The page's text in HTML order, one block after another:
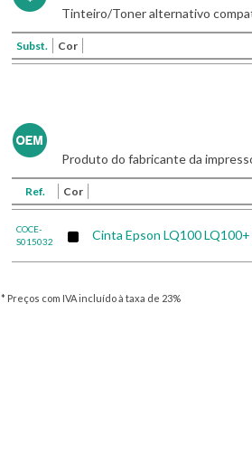
Tinteiro/Toner alternativo
Subst. Cor
Produto do fabricante da
Ref. Cor
COCE-
S015032
Cinta Epson LQ100
* Preços com IVA incluído à taxa de 23%